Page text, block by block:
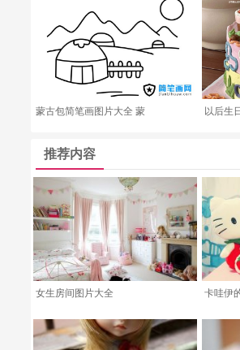
蒙古包简笔画图片大全 蒙 以后生
推荐内容
女生房间图片大全 卡哇伊